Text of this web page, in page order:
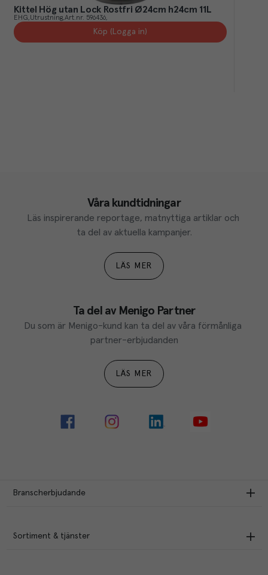
Kittel Hög utan Lock Rostfri Ø24cm h24cm 11L
EHG Utrustning Art.nr. 596436
Köp (Logga in)
Våra kundtidningar
Läs inspirerande reportage, matnyttiga artiklar och
ta del av aktuella kampanjer.
LÄS MER
Ta del av Menigo Partner
Du som är Menigo-kund kan ta del av våra förmånliga
partner-erbjudanden
LÄS MER
Branscherbjudande
Sortiment & tjänster